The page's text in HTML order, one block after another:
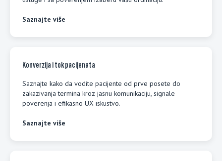
Saznajte više
Konverzija i tok pacijenata
Saznajte kako da vodite pacijente od prve posete do
zakazivanja termina kroz jasnu komunikaciju, signale
poverenja i efikasno UX iskustvo.
Saznajte više